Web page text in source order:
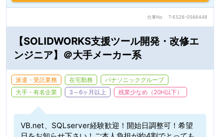
仕事No T-ES26-0566448
【SOLIDWORKS支援ツール開発・改修エ
ンジニア】＠大手メーカー系
派遣・受託業務 在宅勤務
パナソニックグループ
大手・有名企業
3～6ヶ月以上 残業少なめ（20H以下）
VB.net、SQLserver経験歓迎！開始日調整可！希望